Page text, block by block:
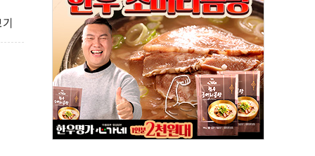
400명 맞이…"마음 잇는 시간 되길"
확정되나…재상고 앞두고 막판 셈법
복상자' 전달
거꾸로' 논란…이틀만에 철거
술·체육요원 최대 33% 감축
대 최대폭 감소한 9.4%↓…유통업계 양극화 심화
사'로 콜롬비아 대통령 취임식 참석